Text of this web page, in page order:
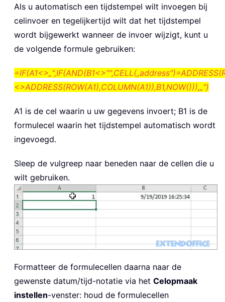
Als u automatisch een tijdstempel wilt invoegen bij
celinvoer en tegelijkertijd wilt dat het tijdstempel
wordt bijgewerkt wanneer de invoer wijzigt, kunt u
de volgende formule gebruiken:
<>ADDRESS(ROW(A1),COLUMN(A1)),B1,NOW())),„")
A1 is de cel waarin u uw gegevens invoert; B1 is de
formulecel waarin het tijdstempel automatisch wordt
ingevoegd.
Sleep de vulgreep naar beneden naar de cellen die u
wilt gebruiken.
Formatteer de formulecellen daarna naar de
gewenste datum/tijd-notatie via het Celopmaak
instellen-venster: houd de formulecellen